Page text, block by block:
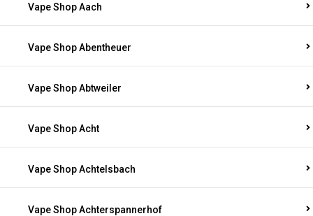
Vape Shop Aach
Vape Shop Abentheuer
Vape Shop Abtweiler
Vape Shop Acht
Vape Shop Achtelsbach
Vape Shop Achterspannerhof